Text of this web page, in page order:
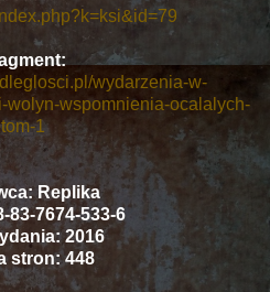
wydarzenia-w-
wolyn-wspomnienia-ocalalych-
tom-1
Replika
83-7674-533-6
2016
stron: 448